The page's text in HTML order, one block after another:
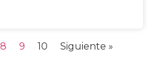
8 9 10 Siguiente »